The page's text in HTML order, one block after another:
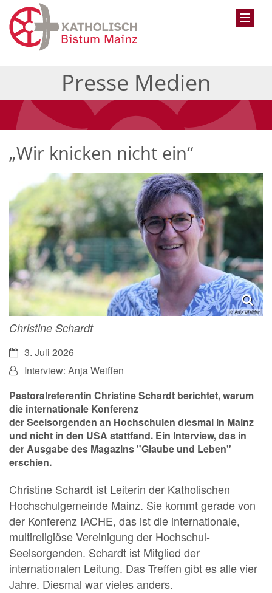
Presse Medien
„Wir knicken nicht ein“
© Anja Weiffen
Christine Schardt
Datum:3. Juli 2026
Von:Interview: Anja Weiffen
Pastoralreferentin Christine Schardt berichtet, warum
die internationale Konferenz
der Seelsorgenden an Hochschulen diesmal in Mainz
und nicht in den USA stattfand. Ein Interview, das in
der Ausgabe des Magazins "Glaube und Leben"
erschien.
Christine Schardt ist Leiterin der Katholischen
Hochschulgemeinde Mainz. Sie kommt gerade von
der Konferenz IACHE, das ist die internationale,
multireligiöse Vereinigung der Hochschul-
Seelsorgenden. Schardt ist Mitglied der
internationalen Leitung. Das Treffen gibt es alle vier
Jahre. Diesmal war vieles anders.